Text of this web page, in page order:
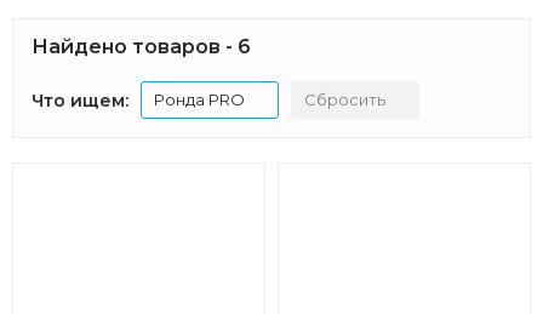
Найдено товаров - 6
Что ищем: Ронда PRO Сбросить